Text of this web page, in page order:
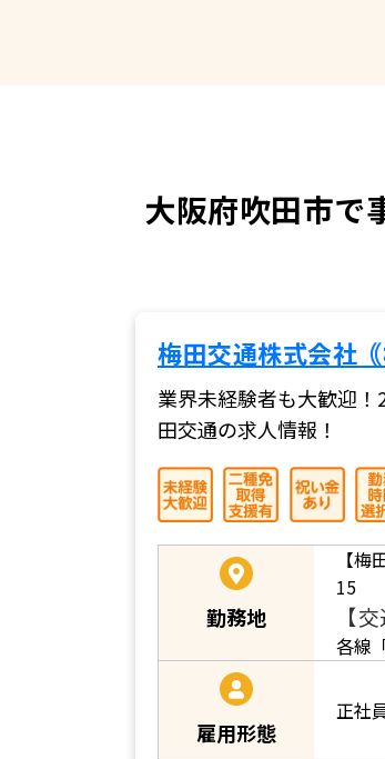
大阪府吹田市で
梅田交通株式会社
業界未経験者も大歓迎
田交通の求人情報！
勤務地
【
15
【
各線
雇用形態
正社